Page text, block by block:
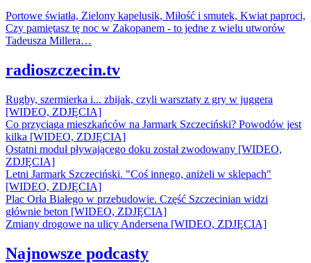
Portowe światła, Zielony kapelusik, Miłość i smutek, Kwiat paproci,
Czy pamiętasz tę noc w Zakopanem - to jedne z wielu utworów
Tadeusza Millera…
radioszczecin.tv
Rugby, szermierka i... zbijak, czyli warsztaty z gry w juggera
[WIDEO, ZDJĘCIA]
Co przyciąga mieszkańców na Jarmark Szczeciński? Powodów jest
kilka [WIDEO, ZDJĘCIA]
Ostatni moduł pływającego doku został zwodowany [WIDEO,
ZDJĘCIA]
Letni Jarmark Szczeciński. "Coś innego, aniżeli w sklepach"
[WIDEO, ZDJĘCIA]
Plac Orła Białego w przebudowie. Część Szczecinian widzi
głównie beton [WIDEO, ZDJĘCIA]
Zmiany drogowe na ulicy Andersena [WIDEO, ZDJĘCIA]
Najnowsze podcasty